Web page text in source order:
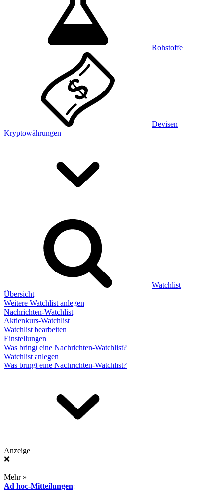
Rohstoffe
Devisen
Kryptowährungen
Watchlist
Übersicht
Weitere Watchlist anlegen
Nachrichten-Watchlist
Aktienkurs-Watchlist
Watchlist bearbeiten
Einstellungen
Was bringt eine Nachrichten-Watchlist?
Watchlist anlegen
Was bringt eine Nachrichten-Watchlist?
Anzeige
❌
Mehr »
Ad hoc-Mitteilungen: